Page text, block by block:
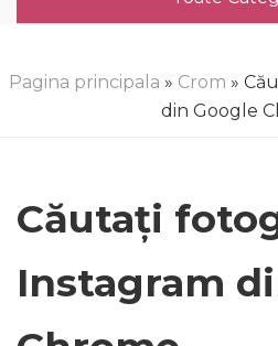
Pagina principala » Crom »
din Google
Căutați
Instagram